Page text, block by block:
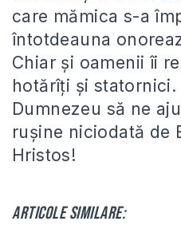
care mămica s-a
întotdeauna
Chiar și oamenii îi
hotărîți și statornici.
Dumnezeu să ne
rușine niciodată de
Hristos!
Articole similare: